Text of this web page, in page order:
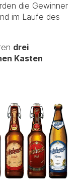
die Gewinner
im Laufe des
drei
Kasten